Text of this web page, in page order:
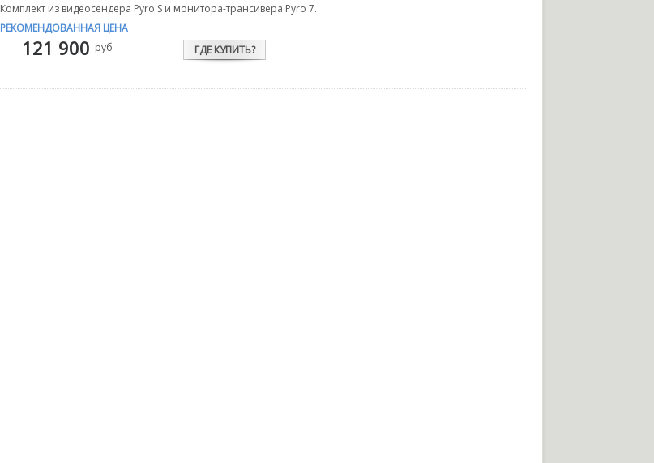
Комплект из видеосендера Pyro S и монитора-трансивера Pyro 7.
РЕКОМЕНДОВАННАЯ ЦЕНА
121 900 руб ГДЕ КУПИТЬ?